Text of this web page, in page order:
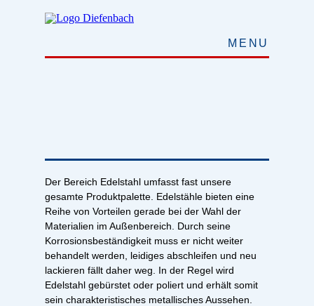
MENU
Der Bereich Edelstahl umfasst fast unsere
gesamte Produktpalette. Edelstähle bieten eine
Reihe von Vorteilen gerade bei der Wahl der
Materialien im Außenbereich. Durch seine
Korrosionsbeständigkeit muss er nicht weiter
behandelt werden, leidiges abschleifen und neu
lackieren fällt daher weg. In der Regel wird
Edelstahl gebürstet oder poliert und erhält somit
sein charakteristisches metallisches Aussehen.